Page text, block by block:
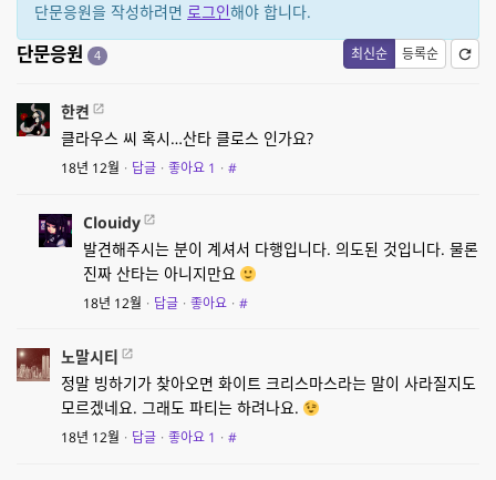
단문응원을 작성하려면 로그인해야 합니다.
최신순 등록순
단문응원 4
한켠
클라우스 씨 혹시…산타 클로스 인가요?
18년 12월 · 답글 · 좋아요 1 · #
Clouidy
발견해주시는 분이 계셔서 다행입니다. 의도된 것입니다. 물론
진짜 산타는 아니지만요
18년 12월 · 답글 · 좋아요 · #
노말시티
정말 빙하기가 찾아오면 화이트 크리스마스라는 말이 사라질지도
모르겠네요. 그래도 파티는 하려나요.
18년 12월 · 답글 · 좋아요 1 · #